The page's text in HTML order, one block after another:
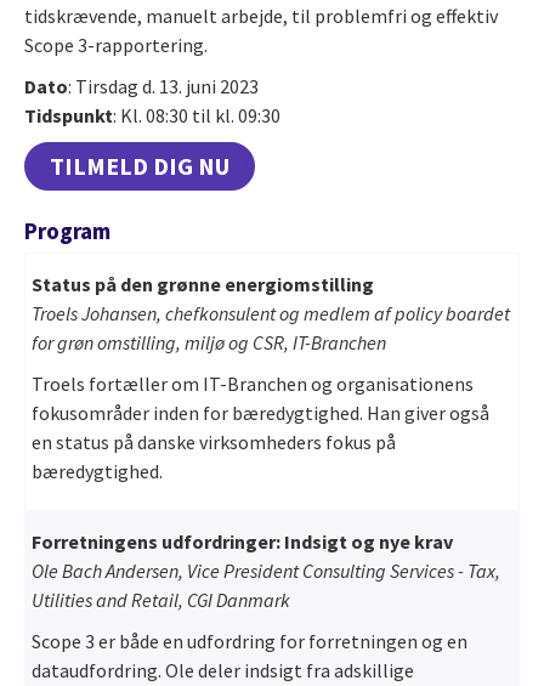
tidskrævende, manuelt arbejde, til problemfri og effektiv
Scope 3-rapportering.
Dato: Tirsdag d. 13. juni 2023
Tidspunkt: Kl. 08:30 til kl. 09:30
TILMELD DIG NU
Program
Status på den grønne energiomstilling
Troels Johansen, chefkonsulent og medlem af policy boardet
for grøn omstilling, miljø og CSR, IT-Branchen
Troels fortæller om IT-Branchen og organisationens
fokusområder inden for bæredygtighed. Han giver også
en status på danske virksomheders fokus på
bæredygtighed.
Forretningens udfordringer: Indsigt og nye krav
Ole Bach Andersen, Vice President Consulting Services - Tax,
Utilities and Retail, CGI Danmark
Scope 3 er både en udfordring for forretningen og en
dataudfordring. Ole deler indsigt fra adskillige